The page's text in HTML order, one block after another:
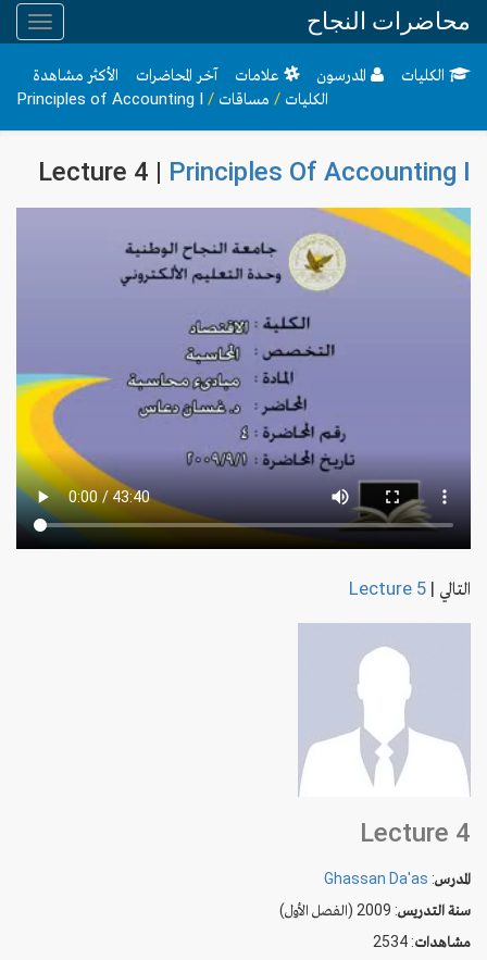
محاضرات النجاح
الكليات المدرسون علامات آخر المحاضرات
الأكثر مشاهدة
الكليات / مساقات /
Principles of Accounting I
Lecture 4 | Principles Of Accounting I
التالي |
Lecture 5
Lecture 4
المدرس:
Ghassan Da'as
سنة التدريس: 2009 (الفصل الأول)
مشاهدات: 2534